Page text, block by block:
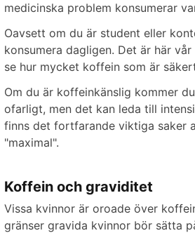
medicinska problem konsumerar
Oavsett om du är student eller
konsumera dagligen. Det är här
se hur mycket koffein som är
Om du är koffeinkänslig kommer
ofarligt, men det kan leda till
finns det fortfarande viktiga saker
"maximal".
Koffein och graviditet
Vissa kvinnor är oroade över
gränser gravida kvinnor bör sätta